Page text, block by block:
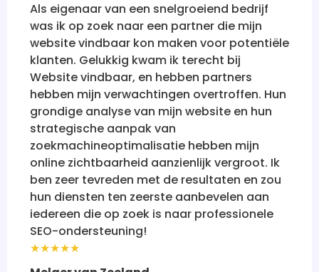
een snelgroeiend bedrijf
een partner die mijn
kon maken voor potentiële
kwam ik terecht bij
en hebben partners
overtroffen. Hun
van mijn website en hun
van
hebben mijn
aanzienlijk vergroot. Ik
met de resultaten en zou
zeerste aanbevelen aan
zoek is naar professionele
Na talloze
bedrijven die
vindbaar te
sceptisch.
vertrouwen
holistisch en
nu waar ik
onder de
iedereen
online succes.
★★★★★
Rebecca